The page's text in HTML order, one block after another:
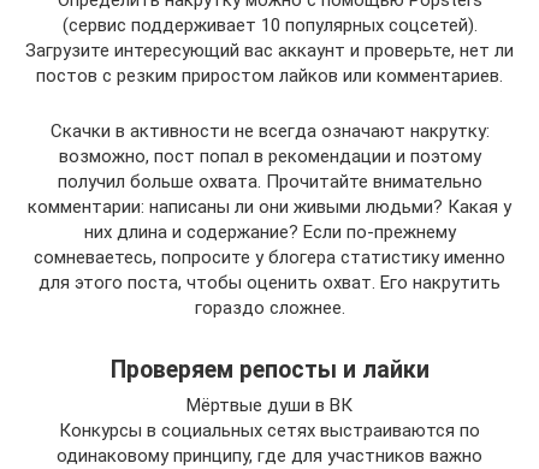
(сервис поддерживает 10 популярных соцсетей).
Загрузите интересующий вас аккаунт и проверьте, нет ли
постов с резким приростом лайков или комментариев.
Скачки в активности не всегда означают накрутку:
возможно, пост попал в рекомендации и поэтому
получил больше охвата. Прочитайте внимательно
комментарии: написаны ли они живыми людьми? Какая у
них длина и содержание? Если по-прежнему
сомневаетесь, попросите у блогера статистику именно
для этого поста, чтобы оценить охват. Его накрутить
гораздо сложнее.
Проверяем репосты и лайки
Мёртвые души в ВК
Конкурсы в социальных сетях выстраиваются по
одинаковому принципу, где для участников важно